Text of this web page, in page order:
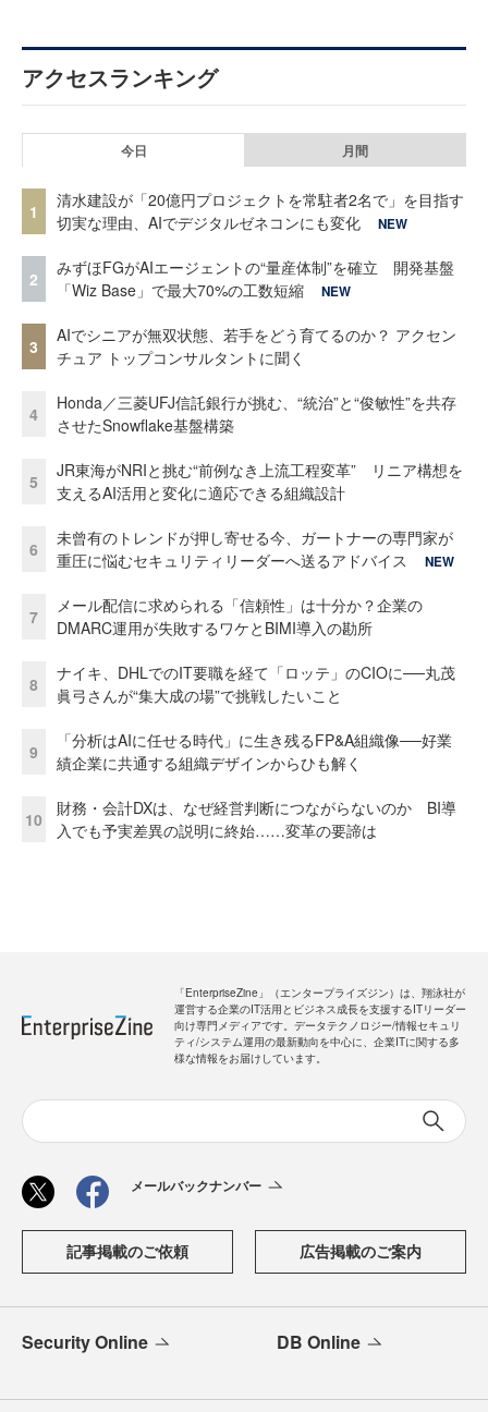
アクセスランキング
今日 月間
1
清水建設が「20億円プロジェクトを常駐者2名で」を目指す
切実な理由、AIでデジタルゼネコンにも変化
NEW
2
みずほFGがAIエージェントの“量産体制”を確立 開発基盤
「Wiz Base」で最大70%の工数短縮
NEW
3
AIでシニアが無双状態、若手をどう育てるのか？ アクセン
チュア トップコンサルタントに聞く
4
Honda／三菱UFJ信託銀行が挑む、“統治”と“俊敏性”を共存
させたSnowflake基盤構築
5
JR東海がNRIと挑む“前例なき上流工程変革” リニア構想を
支えるAI活用と変化に適応できる組織設計
6
未曾有のトレンドが押し寄せる今、ガートナーの専門家が
重圧に悩むセキュリティリーダーへ送るアドバイス
NEW
7
メール配信に求められる「信頼性」は十分か？企業の
DMARC運用が失敗するワケとBIMI導入の勘所
8
ナイキ、DHLでのIT要職を経て「ロッテ」のCIOに──丸茂
眞弓さんが“集大成の場”で挑戦したいこと
9
「分析はAIに任せる時代」に生き残るFP&A組織像──好業
績企業に共通する組織デザインからひも解く
10
財務・会計DXは、なぜ経営判断につながらないのか BI導
入でも予実差異の説明に終始……変革の要諦は
「EnterpriseZine」（エンタープライズジン）は、翔泳社が
運営する企業のIT活用とビジネス成長を支援するITリーダー
向け専門メディアです。データテクノロジー/情報セキュリ
ティ/システム運用の最新動向を中心に、企業ITに関する多
様な情報をお届けしています。
メールバックナンバー
記事掲載のご依頼 広告掲載のご案内
Security Online DB Online